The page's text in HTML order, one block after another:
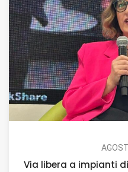
Via libera a impianti